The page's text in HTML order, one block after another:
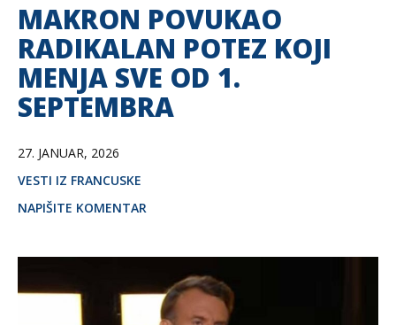
MAKRON POVUKAO
RADIKALAN POTEZ KOJI
MENJA SVE OD 1.
SEPTEMBRA
27. JANUAR, 2026
VESTI IZ FRANCUSKE
NAPIŠITE KOMENTAR